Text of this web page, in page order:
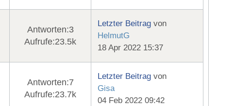
Antworten:3
Aufrufe:23.5k
Letzter Beitrag von
HelmutG
18 Apr 2022 15:37
Antworten:7
Aufrufe:23.7k
Letzter Beitrag von
Gisa
04 Feb 2022 09:42